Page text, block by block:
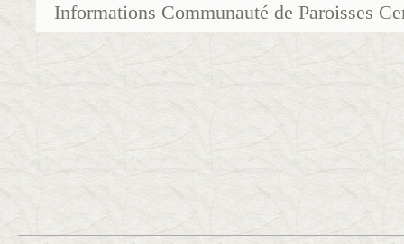
Informations Communauté de Paroisses